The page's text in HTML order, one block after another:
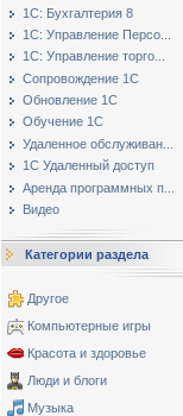
1С: Бухгалтерия 8
1С: Управление Персо...
1С: Управление торго...
Сопровождение 1С
Обновление 1С
Обучение 1С
Удаленное обслуживан...
1С Удаленный доступ
Аренда программных п...
Видео
Категории раздела
Другое
Компьютерные игры
Красота и здоровье
Люди и блоги
Музыка